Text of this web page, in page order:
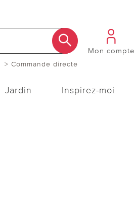
> Commande directe
Mon compte
Jardin Inspirez-moi